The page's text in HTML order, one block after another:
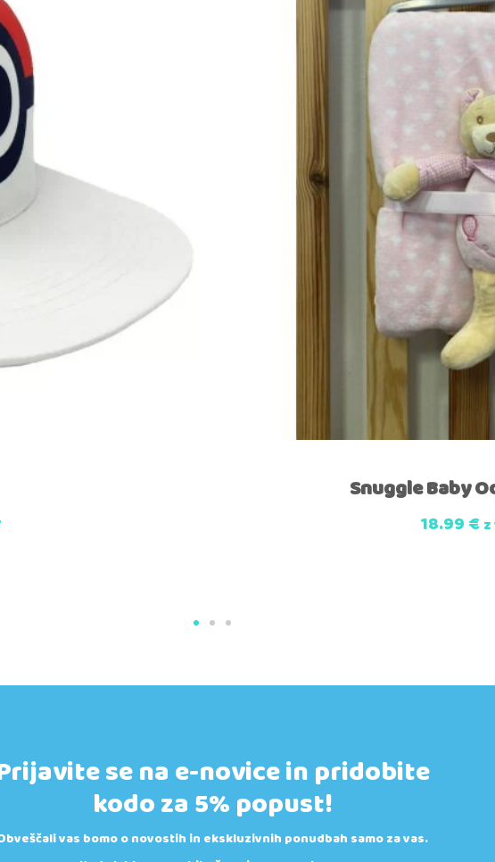
Snuggle Baby
18.99€
se na e-novice in pridobite
kodo za 5% popust!
vas bomo o novostih in ekskluzivnih ponudbah samo za vas.